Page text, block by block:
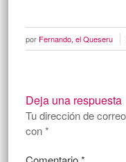
por Fernando, el Queseru
Deja una respuesta
Tu dirección de
con*